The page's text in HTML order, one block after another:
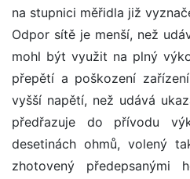
na stupnici měřidla již
Odpor sítě je menší, než
mohl být využit na plný
přepětí a poškození
vyšší napětí, než udává
předřazuje do přívodu
desetinách ohmů, volený
zhotovený předepsanými